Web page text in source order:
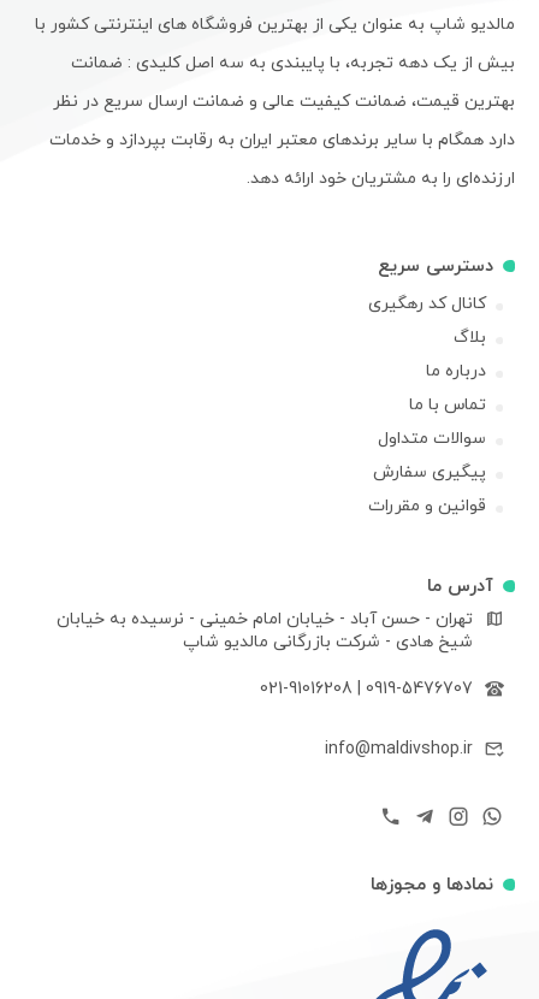
مالدیو شاپ به عنوان یکی از بهترین فروشگاه های اینترنتی کشور با
بیش از یک دهه تجربه، با پایبندی به سه اصل کلیدی : ضمانت
بهترین قیمت، ضمانت کیفیت عالی و ضمانت ارسال سریع در نظر
دارد همگام با سایر برندهای معتبر ایران به رقابت بپردازد و خدمات
ارزنده‌ای را به مشتریان خود ارائه دهد.
دسترسی سریع
کانال کد رهگیری
بلاگ
درباره ما
تماس با ما
سوالات متداول
پیگیری سفارش
قوانین و مقررات
آدرس ما
تهران - حسن آباد - خیابان امام خمینی - نرسیده به خیابان
شیخ هادی - شرکت بازرگانی مالدیو شاپ
0919-5476707
|
021-91016208
info@maldivshop.ir
نمادها و مجوزها